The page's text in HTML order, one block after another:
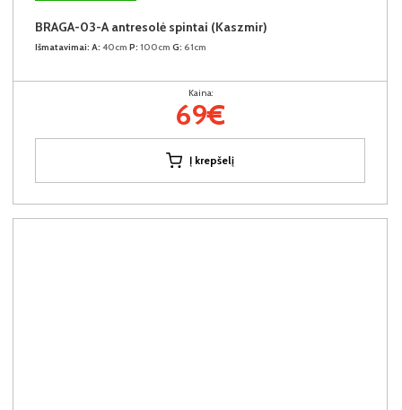
BRAGA-03-A antresolė spintai (Kaszmir)
Išmatavimai: A: 40cm P: 100cm G: 61cm
Kaina:
69€
Į krepšelį